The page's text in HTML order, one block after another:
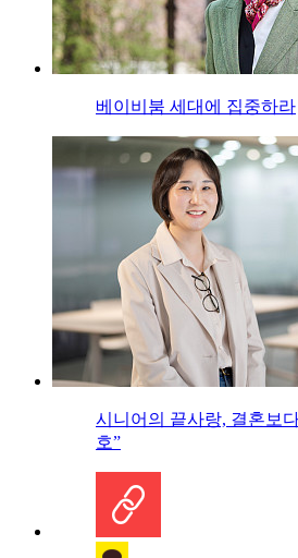
베이비붐 세대에 집중하라
시니어의 끝사랑, 결혼보
호”